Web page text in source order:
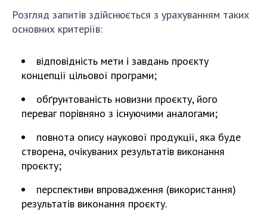
Розгляд запитів здійснюється з урахуванням таких
основних критеріїв:
відповідність мети і завдань проєкту
концепції цільової програми;
обґрунтованість новизни проєкту, його
переваг порівняно з існуючими аналогами;
повнота опису наукової продукції, яка буде
створена, очікуваних результатів виконання
проєкту;
перспективи впровадження (використання)
результатів виконання проєкту.